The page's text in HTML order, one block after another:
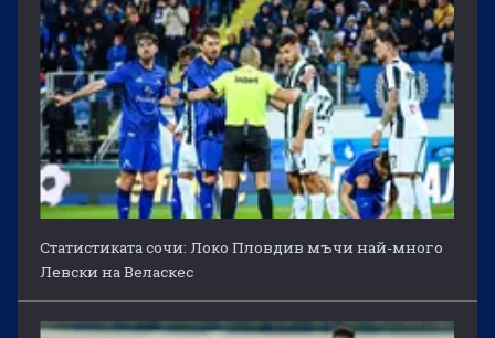
Статистиката сочи: Локо Пловдив мъчи най-много
Левски на Веласкес